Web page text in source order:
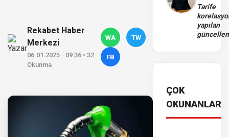
Rekabet Haber
Merkezi
06.01.2025 - 09:36 • 32
Okunma
WA TW
FB
Tarife
yapılan
ÇOK
OKUNANLAR